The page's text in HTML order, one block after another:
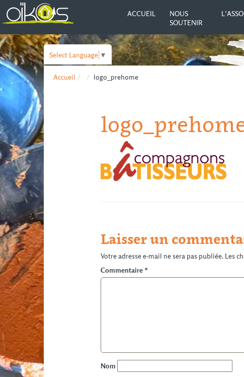
ACCUEIL
NOUS
SOUTENIR
Select Language ▼
Accueil logo_prehome
Laisser un
Votre adresse e-mail ne sera pas publiée. Les
Commentaire *
Nom